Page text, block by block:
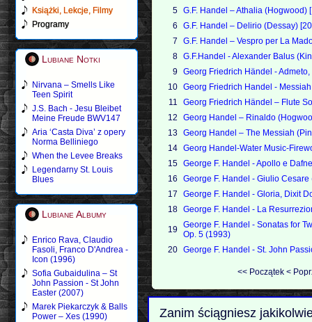
Książki, Lekcje, Filmy
Programy
Lubiane Notki
Nirvana – Smells Like
Teen Spirit
J.S. Bach - Jesu Bleibet
Meine Freude BWV147
Aria ‘Casta Diva’ z opery
Norma Belliniego
When the Levee Breaks
Legendarny St. Louis
Blues
Lubiane Albumy
Enrico Rava, Claudio
Fasoli, Franco D'Andrea -
Icon (1996)
Sofia Gubaidulina – St
John Passion - St John
Easter (2007)
Marek Piekarczyk & Balls
Power – Xes (1990)
5 G.F. Handel – Athalia (Hogwood)
6
G.F. Handel – Delirio (Dessay)
7
G.F. Handel – Vespro per La
8 G.F.Handel - Alexander Balus
9 Georg Friedrich Händel -
10 Georg Friedrich Handel -
11
Georg Friedrich Händel – Flute
12
Georg Handel – Rinaldo
13 Georg Handel – The Messiah
14 Georg Handel-Water Music-
15 George F. Handel - Apollo e
16
George F. Handel - Giulio
17
George F. Handel - Gloria, Dixit
18 George F. Handel - La
19 George F. Handel - Sonatas for
Op. 5 (1993)
20 George F. Handel - St. John
<< Początek<
Zanim ściągniesz